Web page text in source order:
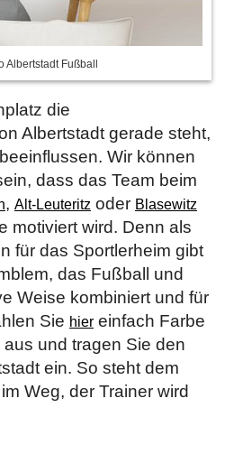
Albertstadt Fußball
die
Albertstadt gerade steht,
Wir können
dass das Team beim
, Alt-Leuteritz oder Blasewitz
motiviert wird. Denn als
für das Sportlerheim gibt
das Fußball und
Weise kombiniert und für
Sie hier einfach Farbe
und tragen Sie den
ein. So steht dem
Weg, der Trainer wird